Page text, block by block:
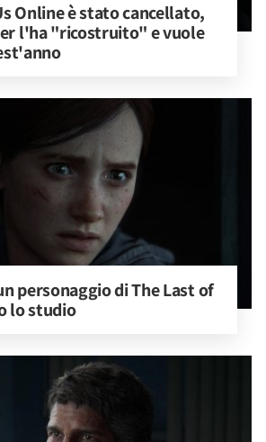
Online è stato cancellato,
l'ha "ricostruito" e vuole
personaggio di The Last of
lo studio